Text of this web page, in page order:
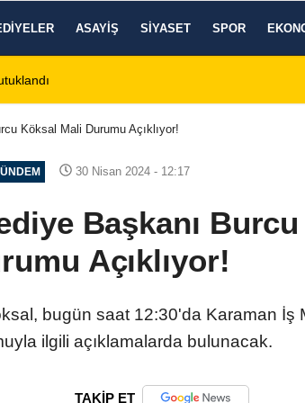
ASAYIŞ SIYASET SPOR
Köksal Mali Durumu Açıklıyor!
30 Nisan 2024 - 12:17
Başkanı
Açıklıyor!
bugün saat 12:30'da Karaman İş
ilgili açıklamalarda bulunacak.
TAKİP ET